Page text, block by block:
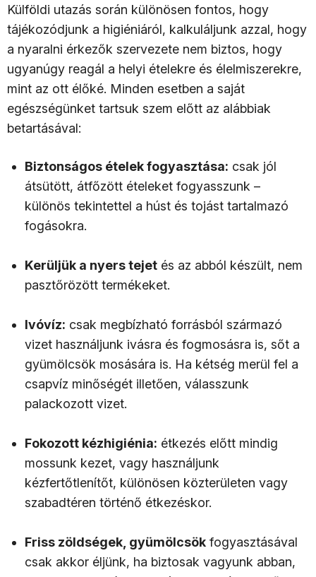
Külföldi utazás során különösen fontos, hogy
tájékozódjunk a higiéniáról, kalkuláljunk azzal, hogy
a nyaralni érkezők szervezete nem biztos, hogy
ugyanúgy reagál a helyi ételekre és élelmiszerekre,
mint az ott élőké. Minden esetben a saját
egészségünket tartsuk szem előtt az alábbiak
betartásával:
Biztonságos ételek fogyasztása: csak jól
átsütött, átfőzött ételeket fogyasszunk –
különös tekintettel a húst és tojást tartalmazó
fogásokra.
Kerüljük a nyers tejet és az abból készült, nem
pasztőrözött termékeket.
Ivóvíz: csak megbízható forrásból származó
vizet használjunk ivásra és fogmosásra is, sőt a
gyümölcsök mosására is. Ha kétség merül fel a
csapvíz minőségét illetően, válasszunk
palackozott vizet.
Fokozott kézhigiénia: étkezés előtt mindig
mossunk kezet, vagy használjunk
kézfertőtlenítőt, különösen közterületen vagy
szabadtéren történő étkezéskor.
Friss zöldségek, gyümölcsök fogyasztásával
csak akkor éljünk, ha biztosak vagyunk abban,